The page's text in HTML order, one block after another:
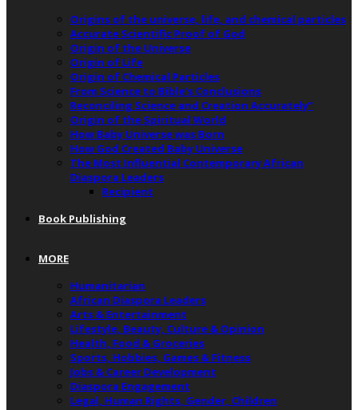
Origins of the universe, life, and chemical particles
Accurate Scientific Proof of God
Origin of the Universe
Origin of Life
Origin of Chemical Particles
From Science to Bible’s Conclusions
Reconciling Science and Creation Accurately”
Origin of the Spiritual World
How Baby Universe was Born
How God Created Baby Universe
The Most Influential Contemporary African
Diaspora Leaders
Recipient
Book Publishing
MORE
Humanitarian
African Diaspora Leaders
Arts & Entertainment
Lifestyle, Beauty, Culture & Opinion
Health, Food & Groceries
Sports, Hobbies, Games & Fitness
Jobs & Career Development
Diaspora Engagement
Legal, Human Rights, Gender, Children